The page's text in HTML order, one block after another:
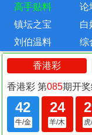
高手贴料
论
镇坛之宝
白
刘伯温料
综